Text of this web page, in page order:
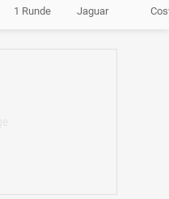
1 Runde Jaguar